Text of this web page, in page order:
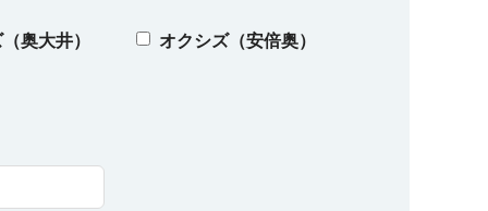
奥大井） オクシズ（安倍奥）